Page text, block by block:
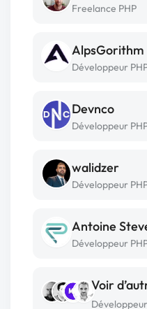
Freelance PHP
AlpsGorithm
Développeur
Devnco
Développeur
walidzer
Développeur
Antoine
Voir